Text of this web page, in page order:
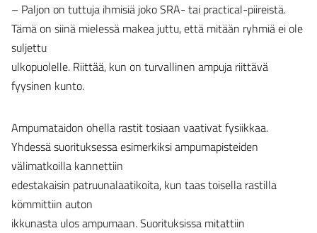
– Paljon on tuttuja ihmisiä joko SRA- tai practical-piireistä.
Tämä on siinä mielessä makea juttu, että mitään ryhmiä ei ole
suljettu
ulkopuolelle. Riittää, kun on turvallinen ampuja riittävä
fyysinen kunto.
Ampumataidon ohella rastit tosiaan vaativat fysiikkaa.
Yhdessä suorituksessa esimerkiksi ampumapisteiden
välimatkoilla kannettiin
edestakaisin patruunalaatikoita, kun taas toisella rastilla
kömmittiin auton
ikkunasta ulos ampumaan. Suorituksissa mitattiin